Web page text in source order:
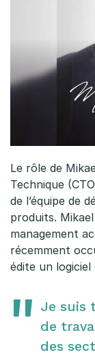
Le rôle de
Technique
de l’équipe de
produits.
management
récemment
édite un
Je suis
de
des